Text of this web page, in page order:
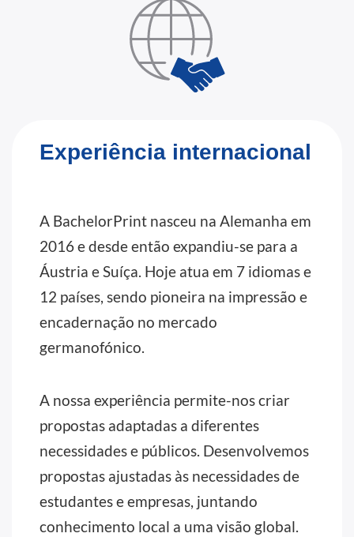
Experiência internacional
A BachelorPrint nasceu na Alemanha em
2016 e desde então expandiu-se para a
Áustria e Suíça. Hoje atua em 7 idiomas e
12 países, sendo pioneira na impressão e
encadernação no mercado
germanofónico.
A nossa experiência permite-nos criar
propostas adaptadas a diferentes
necessidades e públicos. Desenvolvemos
propostas ajustadas às necessidades de
estudantes e empresas, juntando
conhecimento local a uma visão global.